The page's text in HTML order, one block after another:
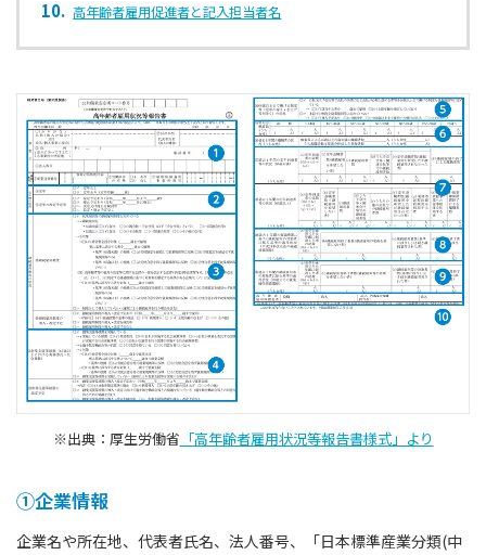
⾼年齢者雇⽤促進者と記⼊担当者名
※出典：厚生労働省 「高年齢者雇用状況等報告書様式」より
①企業情報
企業名や所在地、代表者氏名、法人番号、「日本標準産業分類(中